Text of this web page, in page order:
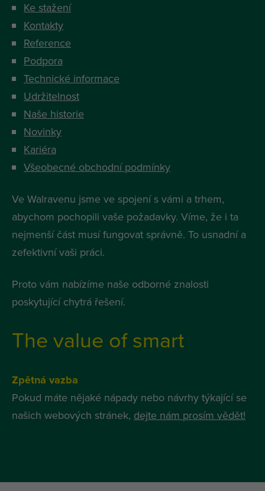
Ke stažení
Kontakty
Reference
Podpora
Technické informace
Udržitelnost
Naše historie
Novinky
Kariéra
Všeobecné obchodní podmínky
Ve Walravenu jsme ve spojení s vámi a trhem,
abychom pochopili vaše požadavky. Víme, že i ta
nejmenší část musí fungovat správně. To usnadní a
zefektivní vaši práci.
Proto vám nabízíme naše odborné znalosti
poskytující chytrá řešení.
The value of smart
Zpětná vazba
Pokud máte nějaké nápady nebo návrhy týkající se
našich webových stránek, dejte nám prosím vědět!